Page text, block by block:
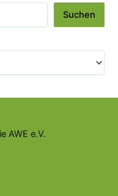
Suchen
AWE e.V.